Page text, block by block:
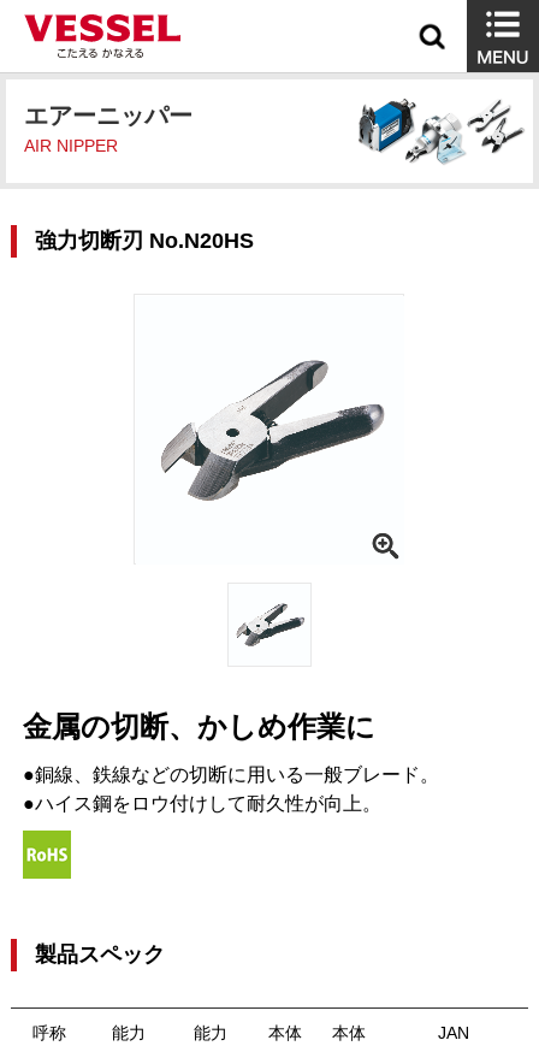
エアーニッパー
AIR NIPPER
強力切断刃 No.N20HS
金属の切断、かしめ作業に
●銅線、鉄線などの切断に用いる一般ブレード。
●ハイス鋼をロウ付けして耐久性が向上。
製品スペック
呼称
能力
能力
本体
本体
JAN